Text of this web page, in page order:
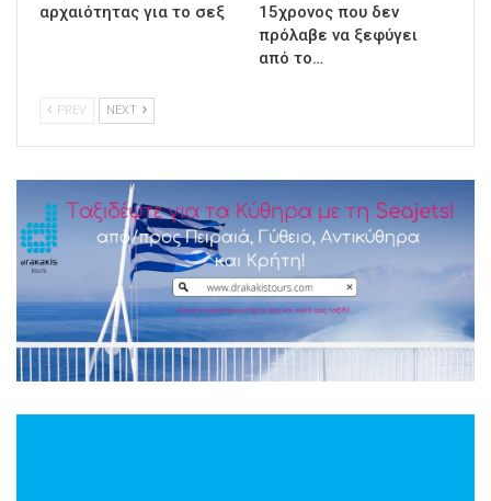
αρχαιότητας για το σεξ
15χρονος που δεν
πρόλαβε να ξεφύγει
από το…
PREV NEXT